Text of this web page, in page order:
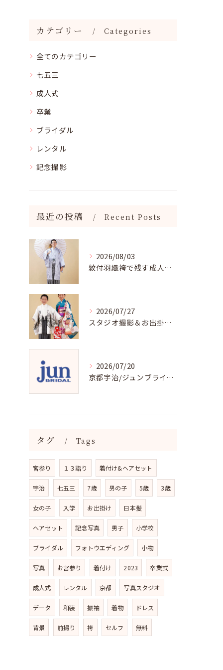
カテゴリー Categories
全てのカテゴリー
七五三
成人式
卒業
ブライダル
レンタル
記念撮影
最近の投稿 Recent Posts
2026/08/03
紋付羽織袴で残す成人記念写真
2026/07/27
スタジオ撮影＆お出掛け七五三はジュンブライダル
2026/07/20
京都宇治/ジュンブライダル七五三衣裳均一料金
タグ Tags
宮参り １３詣り 着付け&ヘアセット
宇治 七五三 7歳 男の子 5歳 3歳
女の子 入学 お出掛け 日本髪
ヘアセット 記念写真 男子 小学校
ブライダル フォトウエディング 小物
写真 お宮参り 着付け 2023 卒業式
成人式 レンタル 京都 写真スタジオ
データ 和装 振袖 着物 ドレス
背景 前撮り 袴 セルフ 無料